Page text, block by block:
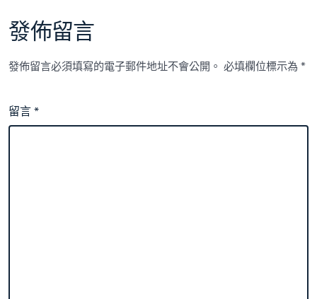
發佈留言
發佈留言必須填寫的電子郵件地址不會公開。 必填欄位標示為*
留言*